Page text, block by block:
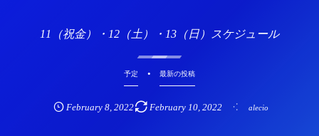
11（祝金）・12（土）・13（日）スケジュール
予定 最新の投稿
February 8 2022 February 10, 2022 alecio